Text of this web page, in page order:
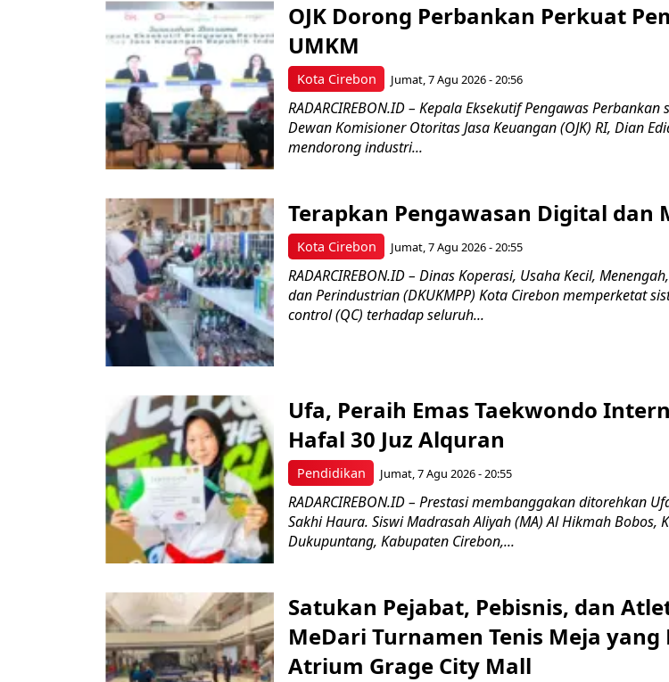
Kota Cirebon
OJK Dorong Perbankan Perkuat
UMKM
Jumat, 7 Agu 2026 - 20:56
RADARCIREBON.ID – Kepala Eksekutif Pengawas
Dewan Komisioner Otoritas Jasa Keuangan (OJK) RI, Dian
mendorong industri...
Kota Cirebon
Terapkan Pengawasan Digital dan
Jumat, 7 Agu 2026 - 20:55
RADARCIREBON.ID – Dinas Koperasi, Usaha Kecil,
dan Perindustrian (DKUKMPP) Kota Cirebon memperketat
control (QC) terhadap seluruh...
Pendidikan
Ufa, Peraih Emas Taekwondo
Hafal 30 Juz Alquran
Jumat, 7 Agu 2026 - 20:55
RADARCIREBON.ID – Prestasi membanggakan ditorehkan
Sakhi Haura. Siswi Madrasah Aliyah (MA) Al Hikmah Bobos,
Dukupuntang, Kabupaten Cirebon,...
Satukan Pejabat, Pebisnis, dan
MeDari Turnamen Tenis Meja yang
Atrium Grage City Mall